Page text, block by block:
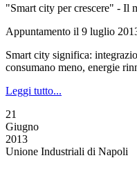
"Smart city per crescere" - Il
Appuntamento il 9 luglio
Smart city significa:
consumano meno, energie
Leggi tutto...
21
Giugno
2013
Unione Industriali di Napoli